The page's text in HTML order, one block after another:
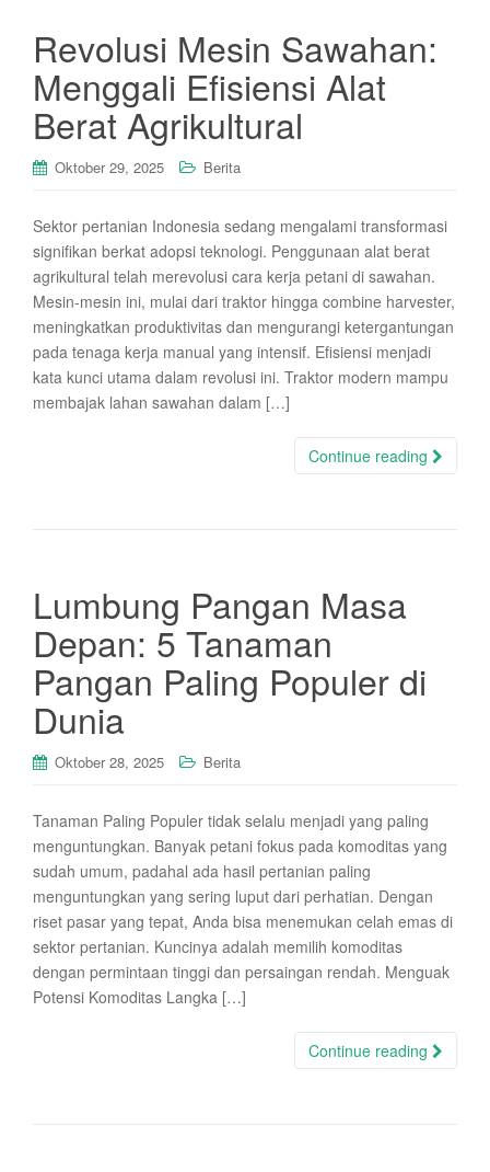
Revolusi Mesin Sawahan:
Menggali Efisiensi Alat
Berat Agrikultural
Oktober 29, 2025 Berita
Sektor pertanian Indonesia sedang mengalami transformasi
signifikan berkat adopsi teknologi. Penggunaan alat berat
agrikultural telah merevolusi cara kerja petani di sawahan.
Mesin-mesin ini, mulai dari traktor hingga combine harvester,
meningkatkan produktivitas dan mengurangi ketergantungan
pada tenaga kerja manual yang intensif. Efisiensi menjadi
kata kunci utama dalam revolusi ini. Traktor modern mampu
membajak lahan sawahan dalam […]
Continue reading
Lumbung Pangan Masa
Depan: 5 Tanaman
Pangan Paling Populer di
Dunia
Oktober 28, 2025 Berita
Tanaman Paling Populer tidak selalu menjadi yang paling
menguntungkan. Banyak petani fokus pada komoditas yang
sudah umum, padahal ada hasil pertanian paling
menguntungkan yang sering luput dari perhatian. Dengan
riset pasar yang tepat, Anda bisa menemukan celah emas di
sektor pertanian. Kuncinya adalah memilih komoditas
dengan permintaan tinggi dan persaingan rendah. Menguak
Potensi Komoditas Langka […]
Continue reading